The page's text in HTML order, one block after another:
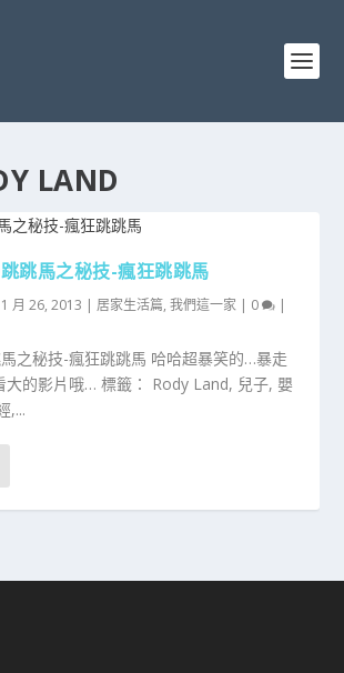
LAND
跳馬之秘技-瘋狂跳跳馬
月 26, 2013 | 居家生活篇,我們這一家 | 0 |
之秘技-瘋狂跳跳馬 哈哈超暴笑的…暴走
大的影片哦… 標籤： Rody Land, 兒子, 嬰
,...